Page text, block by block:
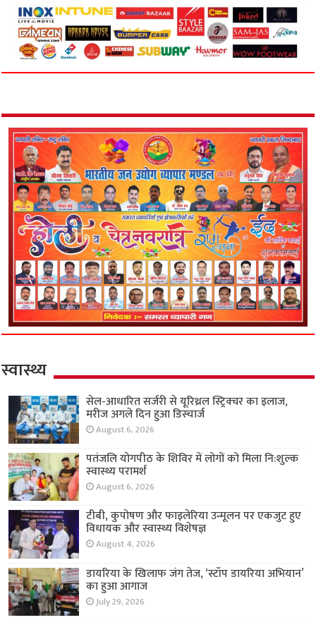
स्वास्थ्य
सेल-आधारित सर्जरी से यूरिथ्रल स्ट्रिक्चर का इलाज,
मरीज अगले दिन हुआ डिस्चार्ज
August 6, 2026
पतंजलि योगपीठ के शिविर में लोगों को मिला नि:शुल्क
स्वास्थ्य परामर्श
August 6, 2026
टीबी, कुपोषण और फाइलेरिया उन्मूलन पर एकजुट हुए
विधायक और स्वास्थ्य विशेषज्ञ
August 4, 2026
डायरिया के खिलाफ जंग तेज, ‘स्टॉप डायरिया अभियान’
का हुआ आगाज
July 29, 2026